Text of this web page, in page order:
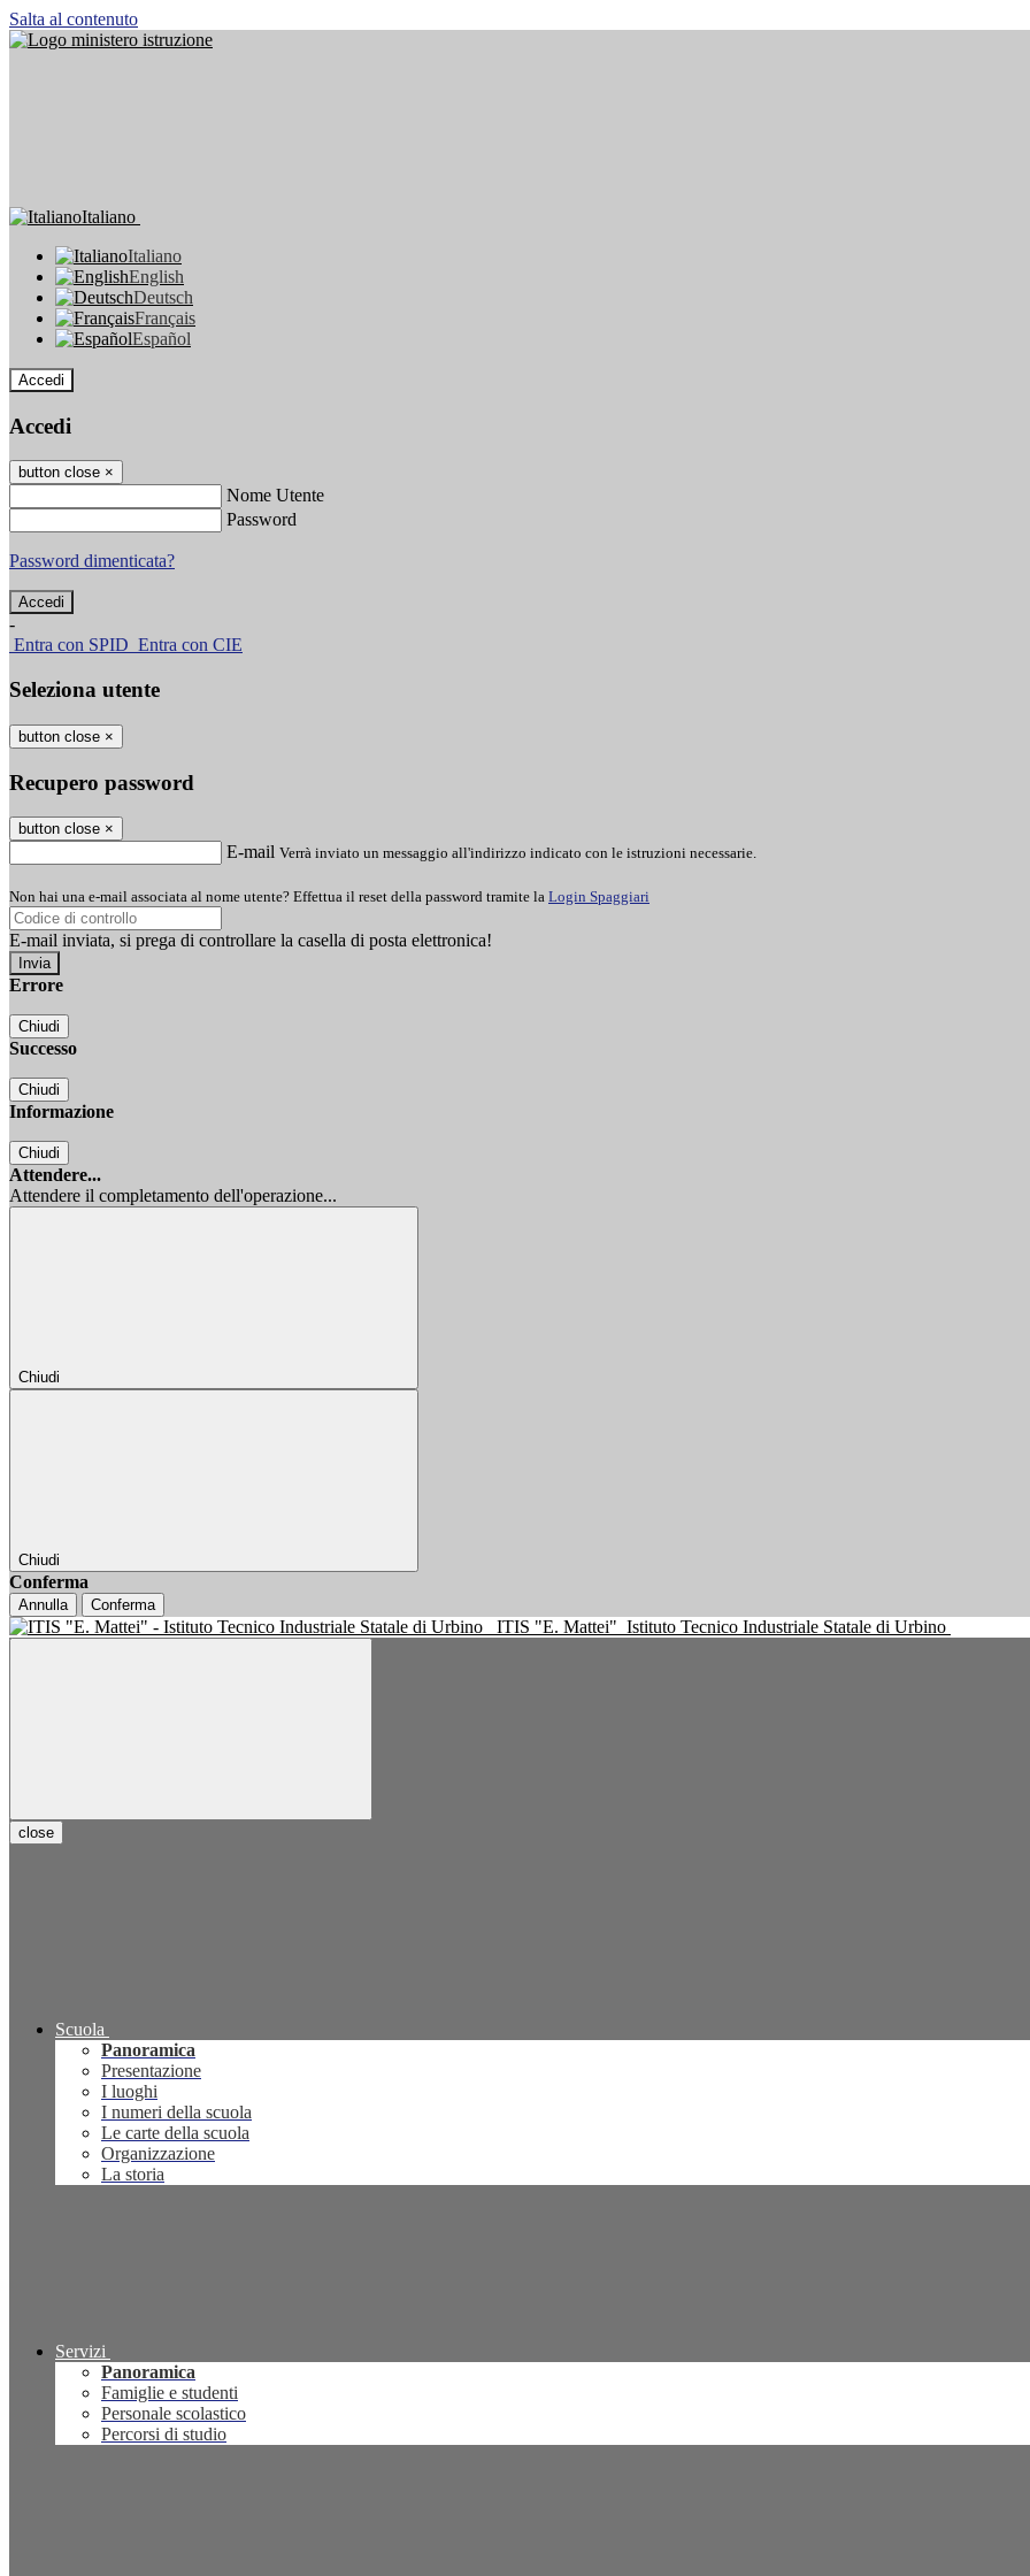
Salta al contenuto
Italiano
Italiano
English
Deutsch
Français
Español
Accedi
Accedi
button close ×
Nome Utente
Password
Password dimenticata?
-
Entra con SPID Entra con CIE
Seleziona utente
button close ×
Recupero password
button close ×
E-mail Verrà inviato un messaggio all'indirizzo indicato con le istruzioni necessarie.
Non hai una e-mail associata al nome utente? Effettua il reset della password tramite la Login Spaggiari
E-mail inviata, si prega di controllare la casella di posta elettronica!
Errore
Chiudi
Successo
Chiudi
Informazione
Chiudi
Attendere...
Attendere il completamento dell'operazione...
Chiudi
Chiudi
Conferma
Annulla Conferma
ITIS "E. Mattei" Istituto Tecnico Industriale Statale di Urbino
close
Scuola
Panoramica
Presentazione
I luoghi
I numeri della scuola
Le carte della scuola
Organizzazione
La storia
Servizi
Panoramica
Famiglie e studenti
Personale scolastico
Percorsi di studio